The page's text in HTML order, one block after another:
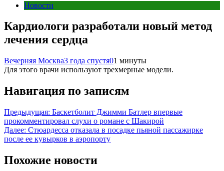
Новости
Кардиологи разработали новый метод
лечения сердца
Вечерняя Москва3 года спустя01 минуты
Для этого врачи используют трехмерные модели.
Навигация по записям
Предыдущая: Баскетболит Джимми Батлер впервые
прокомментировал слухи о романе с Шакирой
Далее: Стюардесса отказала в посадке пьяной пассажирке
после ее кувырков в аэропорту
Похожие новости